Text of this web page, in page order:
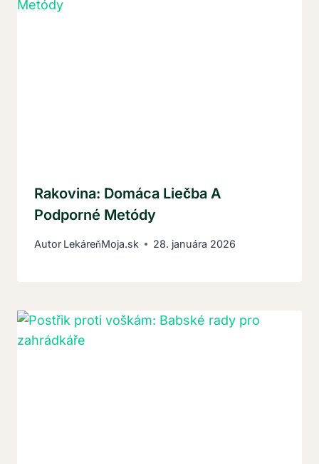
Rakovina: Domáca Liečba A
Podporné Metódy
Autor LekáreňMoja.sk 28. januára 2026